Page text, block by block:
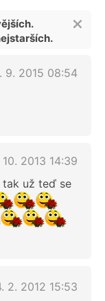
9. 2015 08:54
2013 14:39
už teď se
2. 2012 15:53